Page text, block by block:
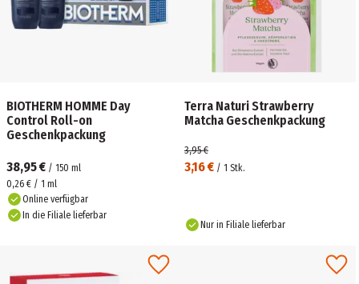
BIOTHERM HOMME Day
Control Roll-on
Geschenkpackung
38,95 € / 150 ml
0,26 € / 1 ml
Online verfügbar
In die Filiale lieferbar
Terra Naturi Strawberry
Matcha Geschenkpackung
3,16 € / 1 Stk.
3,95 €
Nur in Filiale lieferbar